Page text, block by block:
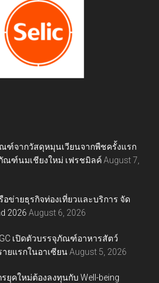
ฑ์จากวัสดุหมุนเวียนจากพืชครั้งแรก
ณฑ์นมเชียงใหม่ เฟรชมิลค์ August 7,
ข่ายธุรกิจท่องเที่ยวและบริการ จัด
2026 August 6, 2026
เปิดตัวบรรจุภัณฑ์อาหารสัตว์
ายแรกในอาเซียน August 5, 2026
ยุคใหม่ต้องลงทุนกับ Well-being